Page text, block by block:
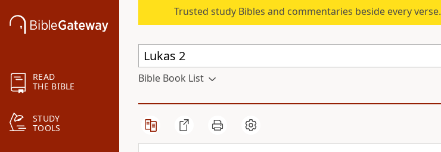
READ
THE BIBLE
STUDY
TOOLS
Trusted study Bibles and commentaries beside every verse.
Bible Book List